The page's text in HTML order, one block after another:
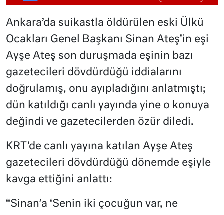
Ankara’da suikastla öldürülen eski Ülkü
Ocakları Genel Başkanı Sinan Ateş’in eşi
Ayşe Ateş son duruşmada eşinin bazı
gazetecileri dövdürdüğü iddialarını
doğrulamış, onu ayıpladığını anlatmıştı;
dün katıldığı canlı yayında yine o konuya
değindi ve gazetecilerden özür diledi.
KRT’de canlı yayına katılan Ayşe Ateş
gazetecileri dövdürdüğü dönemde eşiyle
kavga ettiğini anlattı:
“Sinan’a ‘Senin iki çocuğun var, ne